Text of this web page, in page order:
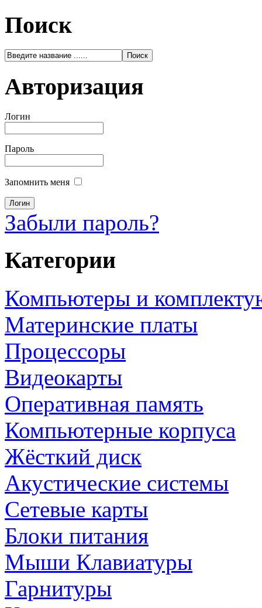
Поиск
Авторизация
Логин
Пароль
Запомнить меня
Забыли пароль?
Категории
Компьютеры и
Материнские платы
Процессоры
Видеокарты
Оперативная память
Компьютерные корпуса
Жёсткий диск
Акустические системы
Сетевые карты
Блоки питания
Мыши Клавиатуры
Гарнитуры